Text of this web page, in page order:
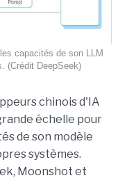
capacités de son LLM
(Crédit DeepSeek)
chinois d'IA
échelle pour
de son modèle
systèmes.
Moonshot et